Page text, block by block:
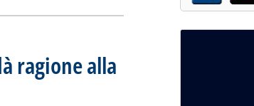
ragione alla
lo sviluppo della rete. Assopetroli: sentenza importante